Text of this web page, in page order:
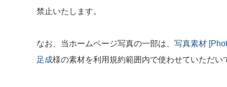
禁止いたします。
なお、当ホームページ写真の一部は、 写真素材
足成様の素材を利用規約範囲内で使わせていただい